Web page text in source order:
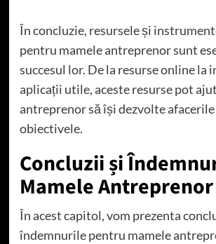
În concluzie, resursele și
pentru mamele antreprenor sunt
succesul lor. De la resurse online la
aplicații utile, aceste resurse pot
antreprenor să își dezvolte
obiectivele.
Concluzii și
Mamele Antreprenor
În acest capitol, vom prezenta
îndemnurile pentru mamele